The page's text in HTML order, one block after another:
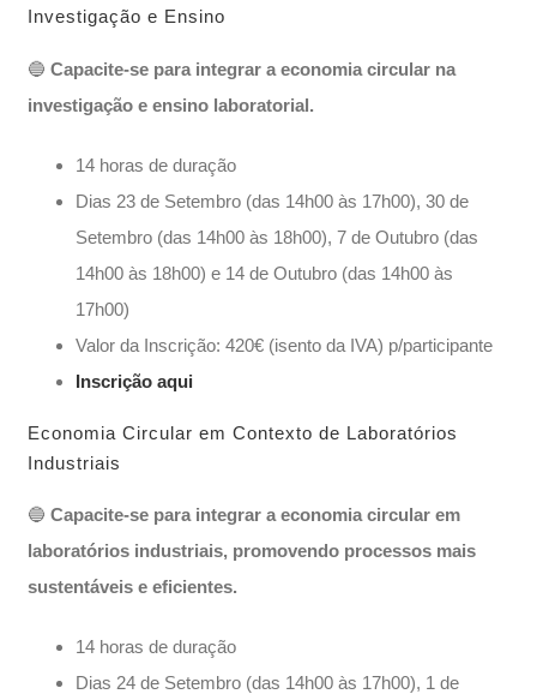
Investigação e Ensino
​🔵Capacite-se para integrar a economia circular na
investigação e ensino laboratorial.
14 horas de duração
Dias 23 de Setembro (das 14h00 às 17h00), 30 de
Setembro (das 14h00 às 18h00), 7 de Outubro (das
14h00 às 18h00) e 14 de Outubro (das 14h00 às
17h00)
Valor da Inscrição: 420€ (isento da IVA) p/participante
Inscrição aqui
Economia Circular em Contexto de Laboratórios
Industriais
🔵Capacite-se para integrar a economia circular em
laboratórios industriais, promovendo processos mais
sustentáveis e eficientes.
14 horas de duração
Dias 24 de Setembro (das 14h00 às 17h00), 1 de